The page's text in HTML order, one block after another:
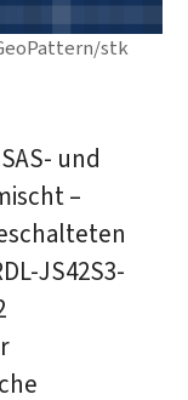
stk
und
–
JS42S3-